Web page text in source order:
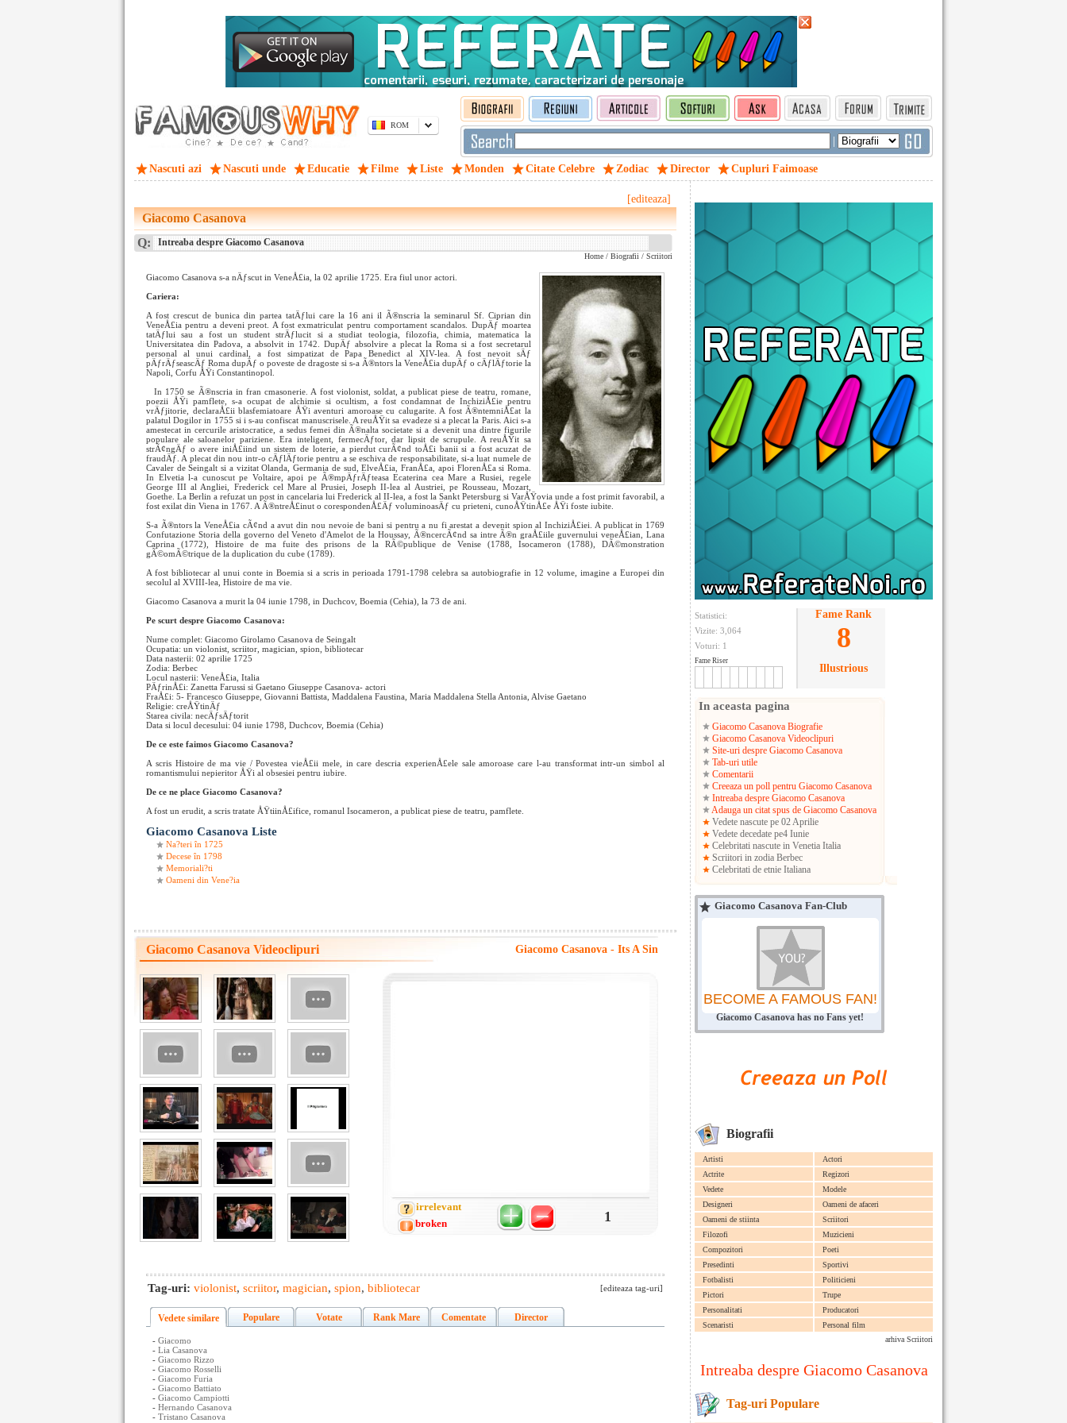
ROM
|
Nascuti azi Nascuti unde Educatie Filme Liste Monden Citate Celebre Zodiac Director Cupluri Faimoase
Statistici:
Vizite: 3,064
Voturi: 1
Fame Riser
Fame Rank
8
Illustrious
In aceasta pagina
Giacomo Casanova Biografie
Giacomo Casanova Videoclipuri
Site-uri despre Giacomo Casanova
Tab-uri utile
Comentarii
Creeaza un poll pentru Giacomo Casanova
Intreaba despre Giacomo Casanova
Adauga un citat spus de Giacomo Casanova
Vedete nascute pe 02 Aprilie
Vedete decedate pe4 Iunie
Celebritati nascute in Venetia Italia
Scriitori in zodia Berbec
Celebritati de etnie Italiana
Giacomo Casanova Fan-Club
BECOME A FAMOUS FAN!
Giacomo Casanova has no Fans yet!
Biografii
Artisti
Actori
Actrite
Regizori
Vedete
Modele
Designeri
Oameni de afaceri
Oameni de stiinta
Scriitori
Filozofi
Muzicieni
Compozitori
Poeti
Presedinti
Sportivi
Fotbalisti
Politicieni
Pictori
Trupe
Personalitati
Producatori
Scenaristi
Personal film
arhiva Scriitori
Intreaba despre Giacomo Casanova
Tag-uri Populare
[editeaza]
Giacomo Casanova
Q: Intreaba despre Giacomo Casanova
Home / Biografii / Scriitori
Giacomo Casanova s-a nÄƒscut in VeneÅ£ia, la 02 aprilie 1725. Era fiul unor actori.
Cariera:
A fost crescut de bunica din partea tatÄƒlui care la 16 ani il Ã®nscria la seminarul Sf. Ciprian din
VeneÅ£ia pentru a deveni preot. A fost exmatriculat pentru comportament scandalos. DupÄƒ moartea
tatÄƒlui sau a fost un student strÄƒlucit si a studiat teologia, filozofia, chimia, matematica la
Universitatea din Padova, a absolvit in 1742. DupÄƒ absolvire a plecat la Roma si a fost secretarul
personal al unui cardinal, a fost simpatizat de Papa Benedict al XIV-lea. A fost nevoit sÄƒ
pÄƒrÄƒseascÄƒ Roma dupÄƒ o poveste de dragoste si s-a Ã®ntors la VeneÅ£ia dupÄƒ o cÄƒlÄƒtorie la
Napoli, Corfu ÅŸi Constantinopol.
In 1750 se Ã®nscria in francmasonerie. A fost violonist, soldat, a publicat piese de teatru, romane,
poezii ÅŸi pamflete, s-a ocupat de alchimie si ocultism, a fost condamnat de InchiziÅ£ie pentru
vrÄƒjitorie, declaraÅ£ii blasfemiatoare ÅŸi aventuri amoroase cu calugarite. A fost Ã®ntemniÅ£at la
palatul Dogilor in 1755 si i s-au confiscat manuscrisele. A reuÅŸit sa evadeze si a plecat la Paris. Aici s-a
amestecat in cercurile aristocratice, a sedus femei din Ã®nalta societate si a devenit una dintre figurile
populare ale saloanelor pariziene. Era inteligent, fermecÄƒtor, dar lipsit de scrupule. A reuÅŸit sa
strÃ¢ngÄƒ o avere iniÅ£iind un sistem de loterie, a pierdut curÃ¢nd toÅ£i banii si a fost acuzat de
fraudÄƒ. A plecat din nou intr-o cÄƒlÄƒtorie pentru a se eschiva de responsabilitate, si-a luat numele de
Cavaler de Seingalt si a vizitat Olanda, Germania de sud, ElveÅ£ia, FranÅ£a, apoi FlorenÅ£a si Roma.
In Elvetia l-a cunoscut pe Voltaire, apoi pe Ã®mpÄƒrÄƒteasa Ecaterina cea Mare a Rusiei, regele
George III al Angliei, Frederick cel Mare al Prusiei, Joseph II-lea al Austriei, pe Rousseau, Mozart,
Goethe. La Berlin a refuzat un post in cancelaria lui Frederick al II-lea, a fost la Sankt Petersburg si VarÅŸovia unde a fost primit favorabil, a
fost exilat din Viena in 1767. A Ã®ntreÅ£inut o corespondenÅ£Äƒ voluminoasÄƒ cu prieteni, cunoÅŸtinÅ£e ÅŸi foste iubite.
S-a Ã®ntors la VeneÅ£ia cÃ¢nd a avut din nou nevoie de bani si pentru a nu fi arestat a devenit spion al InchiziÅ£iei. A publicat in 1769
Confutazione Storia della governo del Veneto d'Amelot de la Houssay, Ã®ncercÃ¢nd sa intre Ã®n graÅ£iile guvernului veneÅ£ian, Lana
Caprina (1772), Histoire de ma fuite des prisons de la RÃ©publique de Venise (1788, Isocameron (1788), DÃ©monstration
gÃ©omÃ©trique de la duplication du cube (1789).
A fost bibliotecar al unui conte in Boemia si a scris in perioada 1791-1798 celebra sa autobiografie in 12 volume, imagine a Europei din
secolul al XVIII-lea, Histoire de ma vie.
Giacomo Casanova a murit la 04 iunie 1798, in Duchcov, Boemia (Cehia), la 73 de ani.
Pe scurt despre Giacomo Casanova:
Nume complet: Giacomo Girolamo Casanova de Seingalt
Ocupatia: un violonist, scriitor, magician, spion, bibliotecar
Data nasterii: 02 aprilie 1725
Zodia: Berbec
Locul nasterii: VeneÅ£ia, Italia
PÄƒrinÅ£i: Zanetta Farussi si Gaetano Giuseppe Casanova- actori
FraÅ£i: 5- Francesco Giuseppe, Giovanni Battista, Maddalena Faustina, Maria Maddalena Stella Antonia, Alvise Gaetano
Religie: creÅŸtinÄƒ
Starea civila: necÄƒsÄƒtorit
Data si locul decesului: 04 iunie 1798, Duchcov, Boemia (Cehia)
De ce este faimos Giacomo Casanova?
A scris Histoire de ma vie / Povestea vieÅ£ii mele, in care descria experienÅ£ele sale amoroase care l-au transformat intr-un simbol al
romantismului nepieritor ÅŸi al obsesiei pentru iubire.
De ce ne place Giacomo Casanova?
A fost un erudit, a scris tratate ÅŸtiinÅ£ifice, romanul Isocameron, a publicat piese de teatru, pamflete.
Giacomo Casanova Liste
Na?teri în 1725
Decese în 1798
Memoriali?ti
Oameni din Vene?ia
Giacomo Casanova Videoclipuri Giacomo Casanova - Its A Sin
irrelevant
1
broken
Tag-uri: violonist, scriitor, magician, spion, bibliotecar [editeaza tag-uri]
Vedete similare Populare Votate Rank Mare Comentate Director
- Giacomo
- Lia Casanova
- Giacomo Rizzo
- Giacomo Rosselli
- Giacomo Furia
- Giacomo Battiato
- Giacomo Campiotti
- Hernando Casanova
- Tristano Casanova